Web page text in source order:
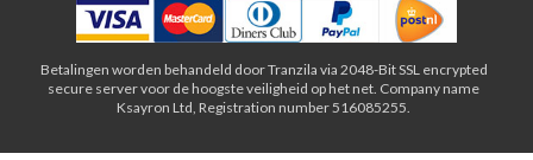
Betalingen worden behandeld door Tranzila via 2048-Bit SSL encrypted
secure server voor de hoogste veiligheid op het net. Company name
Ksayron Ltd, Registration number 516085255.